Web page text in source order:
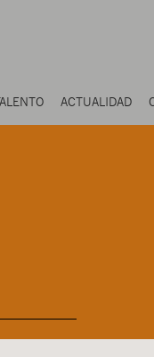
ACTUALIDAD